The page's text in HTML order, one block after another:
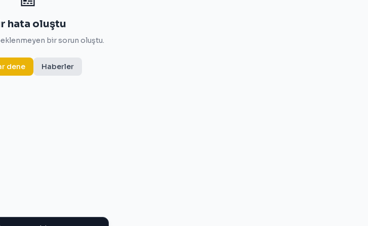
hata oluştu
bir sorun oluştu.
dene Haberler